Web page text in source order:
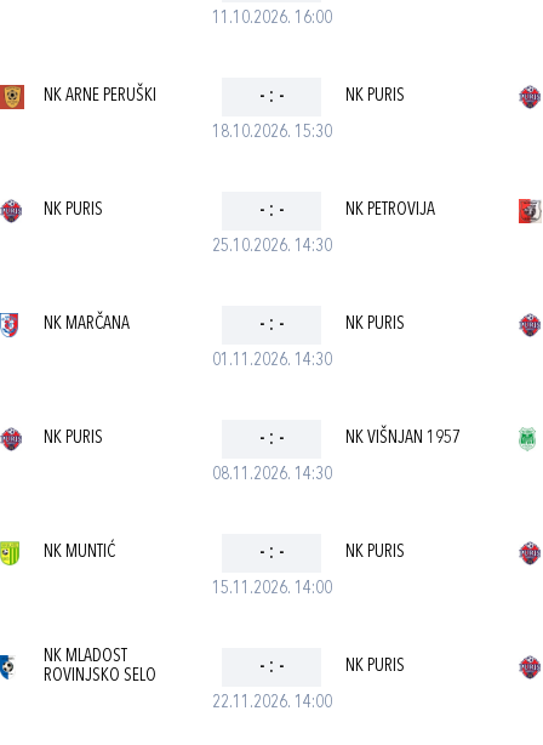
11.10.2026. 16:00
18.10.2026. 15:30
NK ARNE PERUŠKI - : - NK PURIS
25.10.2026. 14:30
NK PURIS - : - NK PETROVIJA
01.11.2026. 14:30
NK MARČANA - : - NK PURIS
08.11.2026. 14:30
NK PURIS - : - NK VIŠNJAN 1957
15.11.2026. 14:00
NK MUNTIĆ - : - NK PURIS
22.11.2026. 14:00
NK MLADOST
ROVINJSKO SELO
- : - NK PURIS